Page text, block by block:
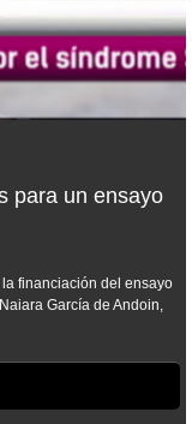
para un ensayo
financiación del ensayo
García de Andoin,